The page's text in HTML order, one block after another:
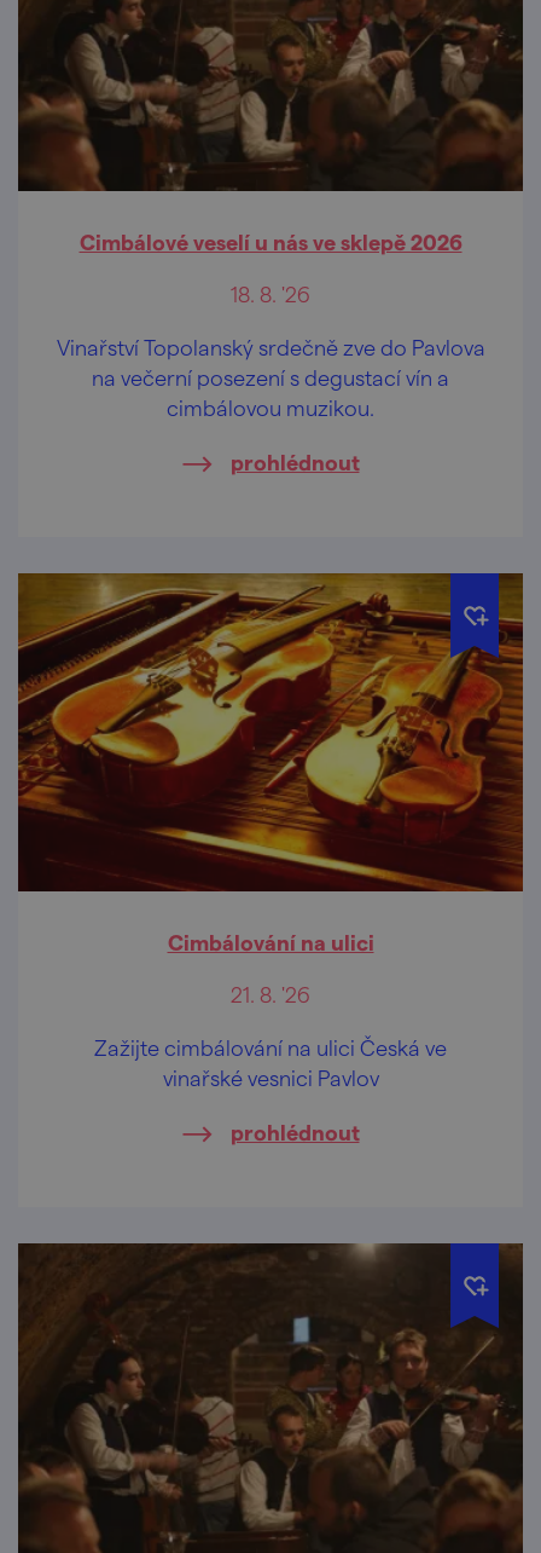
Cimbálové veselí u nás ve sklepě 2026
18. 8. '26
Vinařství Topolanský srdečně zve do Pavlova
na večerní posezení s degustací vín a
cimbálovou muzikou.
prohlédnout
Cimbálování na ulici
21. 8. '26
Zažijte cimbálování na ulici Česká ve
vinařské vesnici Pavlov
prohlédnout